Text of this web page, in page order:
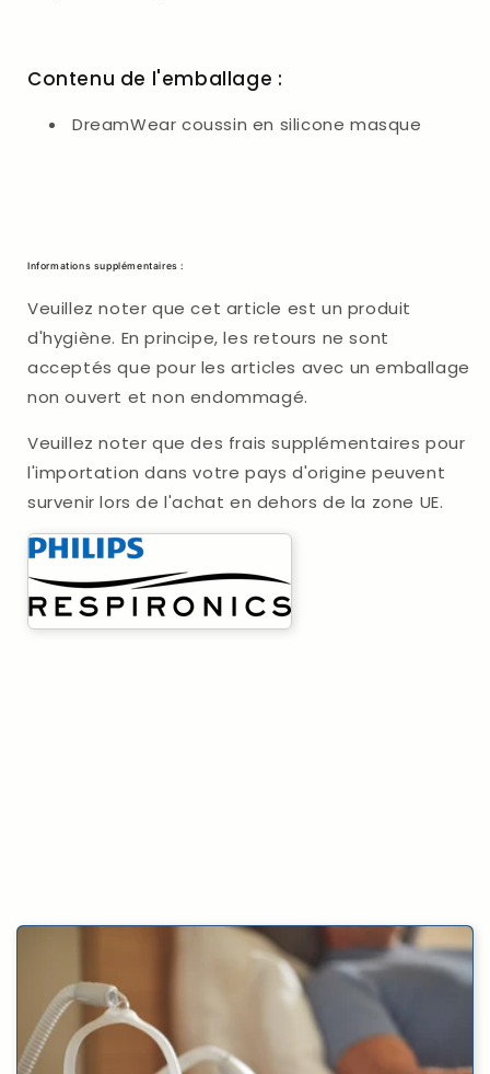
Contenu de l'emballage :
DreamWear coussin en silicone masque
Informations supplémentaires :
Veuillez noter que cet article est un produit
d'hygiène. En principe, les retours ne sont
acceptés que pour les articles avec un emballage
non ouvert et non endommagé.
Veuillez noter que des frais supplémentaires pour
l'importation dans votre pays d'origine peuvent
survenir lors de l'achat en dehors de la zone UE.